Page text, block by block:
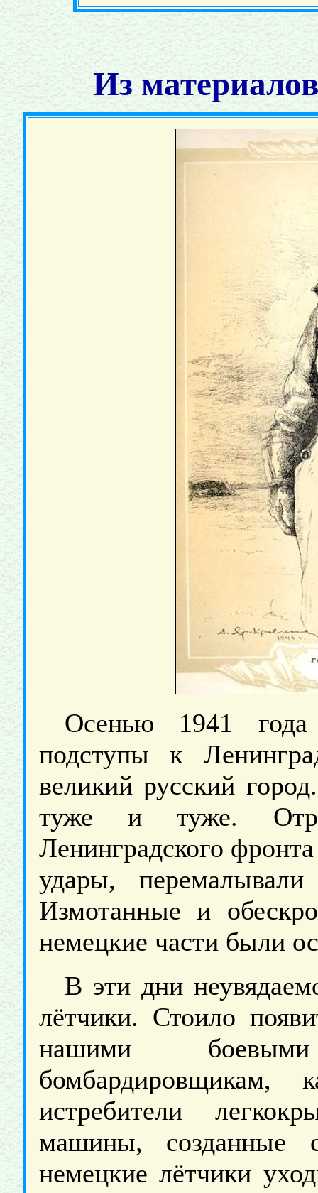
Из
Осенью 1941
подступы к
великий русский
туже и туже.
Ленинградского
удары,
Измотанные и
немецкие части были
В эти дни
лётчики. Стоило
нашими
истребители
машины, созданные
немецкие лётчики